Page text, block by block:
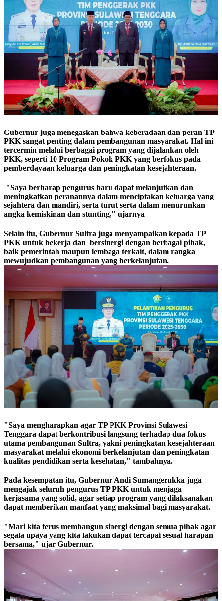
Gubernur juga menegaskan bahwa keberadaan dan peran TP
PKK sangat penting dalam pembangunan masyarakat. Hal ini
tercermin melalui berbagai program yang dijalankan oleh
PKK, seperti 10 Program Pokok PKK yang berfokus pada
pemberdayaan keluarga dan peningkatan kesejahteraan.
"Saya berharap pengurus baru dapat melanjutkan dan
meningkatkan peranannya dalam menciptakan keluarga yang
sejahtera dan mandiri, serta turut serta dalam menurunkan
angka kemiskinan dan stunting," ujarnya
Selain itu, Gubernur Sultra juga menyampaikan kepada TP
PKK untuk bekerja dan bersinergi dengan berbagai pihak,
baik pemerintah maupun lembaga terkait, dalam rangka
mewujudkan pembangunan yang berkelanjutan.
"Saya mengharapkan agar TP PKK Provinsi Sulawesi
Tenggara dapat berkontribusi langsung terhadap dua fokus
utama pembangunan Sultra, yakni peningkatan kesejahteraan
masyarakat melalui ekonomi berkelanjutan dan peningkatan
kualitas pendidikan serta kesehatan," tambahnya.
Pada kesempatan itu, Gubernur Andi Sumangerukka juga
mengajak seluruh pengurus TP PKK untuk menjaga
kerjasama yang solid, agar setiap program yang dilaksanakan
dapat memberikan manfaat yang maksimal bagi masyarakat.
"Mari kita terus membangun sinergi dengan semua pihak agar
segala upaya yang kita lakukan dapat tercapai sesuai harapan
bersama," ujar Gubernur.